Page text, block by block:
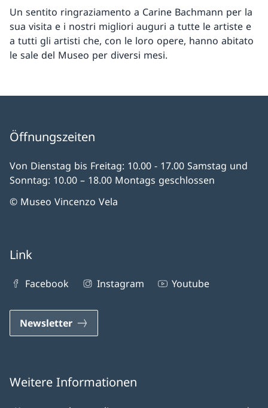
Un sentito ringraziamento a Carine Bachmann per la
sua visita e i nostri migliori auguri a tutte le artiste e
a tutti gli artisti che, con le loro opere, hanno abitato
le sale del Museo per diversi mesi.
Öffnungszeiten
Von Dienstag bis Freitag: 10.00 - 17.00 Samstag und
Sonntag: 10.00 – 18.00 Montags geschlossen
© Museo Vincenzo Vela
Link
Facebook Instagram Youtube
Newsletter
Weitere Informationen